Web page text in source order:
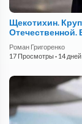
Щекотихин.
Отечественной.
Роман Григоренко
17 Просмотры· 14